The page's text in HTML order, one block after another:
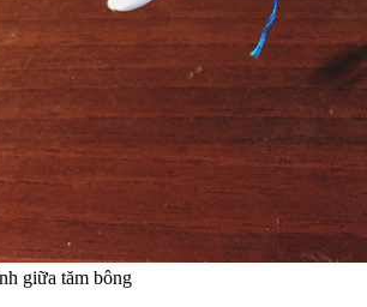
giữa tăm bông